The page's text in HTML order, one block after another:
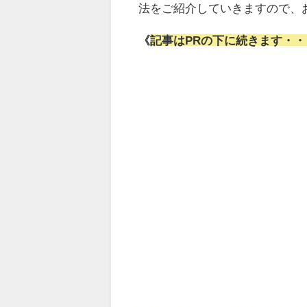
法をご紹介していきますので、
《記事はPRの下に続きます・・